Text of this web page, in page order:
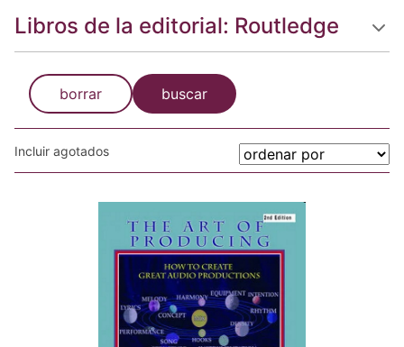
Libros de la editorial: Routledge
borrar buscar
Incluir agotados